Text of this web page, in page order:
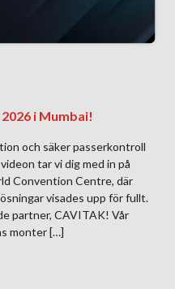
i Mumbai!
och säker passerkontroll
tar vi dig med in på
Convention Centre, där
visades upp för fullt.
partner, CAVITAK! Vår
monter […]